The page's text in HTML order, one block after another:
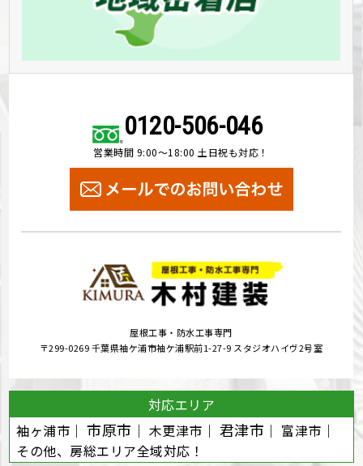
0120-506-046
営業時間 9:00～18:00 土日祝も対応！
屋根工事・防水工事専門
〒299-0269 千葉県袖ケ浦市袖ケ浦駅前1-27-9 スタジオハイヴ2号室
対応エリア
袖ヶ浦市｜市原市 ｜ 木更津市｜ 君津市 ｜ 富津市｜
その他、房総エリア全域対応！